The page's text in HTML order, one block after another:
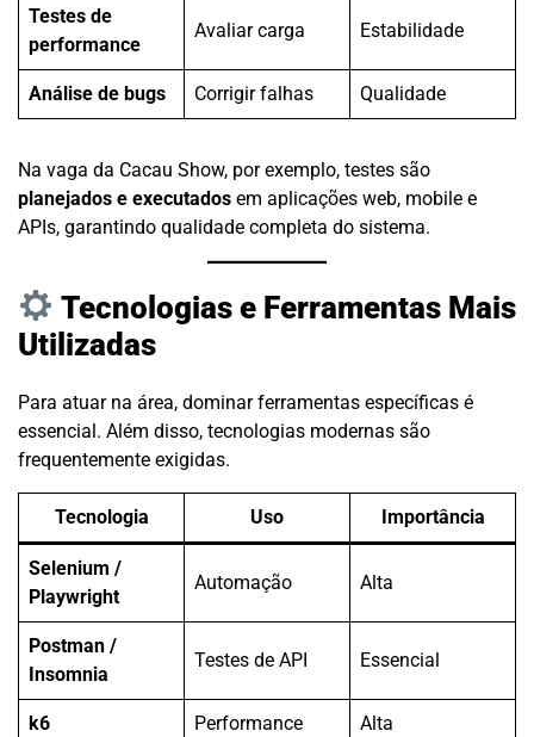
Testes de
performance
Avaliar carga Estabilidade
Análise de bugs Corrigir falhas Qualidade
Na vaga da Cacau Show, por exemplo, testes são
planejados e executados em aplicações web, mobile e
APIs, garantindo qualidade completa do sistema.
Tecnologias e Ferramentas Mais
Utilizadas
Para atuar na área, dominar ferramentas específicas é
essencial. Além disso, tecnologias modernas são
frequentemente exigidas.
Tecnologia Uso Importância
Selenium /
Playwright
Automação Alta
Postman /
Insomnia
Testes de API Essencial
k6 Performance Alta